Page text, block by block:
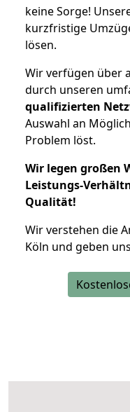
keine Sorge!
kurzfristige
lösen.
Wir verfügen über
durch unseren
qualifizierten
Auswahl an
Problem löst.
Wir legen großen
Leistungs-
Qualität!
Wir verstehen die
Köln und geben